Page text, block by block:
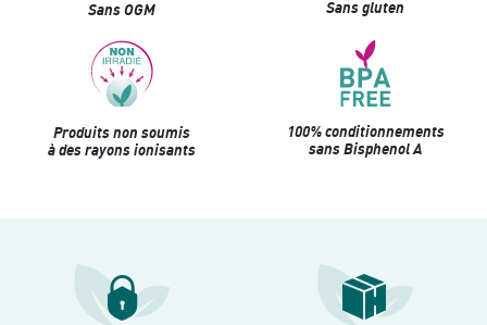
Sans OGM Sans gluten
Produits non soumis
à des rayons ionisants
100% conditionnements
sans Bisphenol A